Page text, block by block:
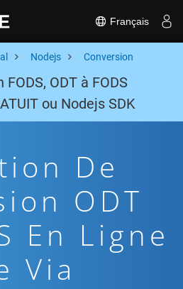
Français
Nodejs Conversion
ODT à FODS
ou Nodejs SDK
De
ODT
En Ligne
Via